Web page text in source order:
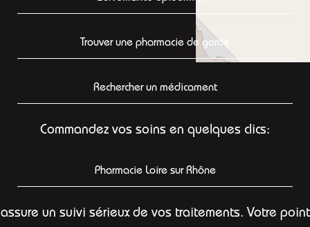
Trouver une pharmacie de garde
Rechercher un médicament
Commandez vos soins en quelques clics:
Pharmacie Loire sur Rhône
assure un suivi sérieux de vos traitements. Votre point